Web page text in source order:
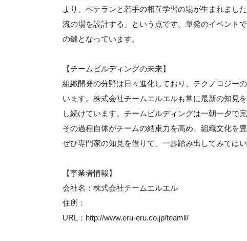
より、ベテランと若手の相互学習の場が生まれまし
流の場を設計する」という点です。単発のイベント
の鍵となっています。
【チームビルディングの未来】
組織開発の分野は日々進化しており、テクノロジー
います。株式会社チームエルエルも常に最新の知見
し続けています。チームビルディングは一朝一夕で
その過程自体がチームの結束力を高め、組織文化を
ぜひ専門家の知見を借りて、一歩踏み出してみてはい
【事業者情報】
会社名：株式会社チームエルエル
住所：
URL：http://www.eru-eru.co.jp/teamll/